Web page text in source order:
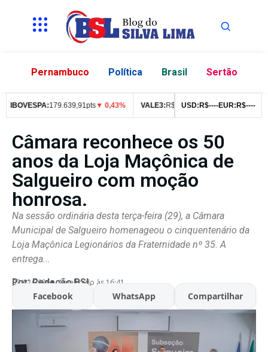
Pernambuco Política Brasil Sertão
179.639,91pts▼ 0,43% VALE3:R$76,99▼ 2,49% ITUB4:R$
USD: R$----EUR: R$----
Câmara reconhece os 50
anos da Loja Maçônica de
Salgueiro com moção
honrosa.
Na sessão ordinária desta terça-feira (29), a Câmara
Municipal de Salgueiro homenageou o cinquentenário da
Loja Maçônica Legionários da Fraternidade nº 35. A
entrega...
Por:Redação BSL
07/02/2026 Atualizado às 16:41
Facebook WhatsApp Compartilhar